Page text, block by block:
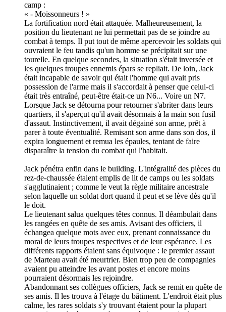
camp :
« - Moissonneurs ! »
La fortification nord était attaquée. Malheureusement, la
position du lieutenant ne lui permettait pas de se joindre au
combat à temps. Il put tout de même apercevoir les soldats qui
ouvraient le feu tandis qu'un homme se précipitait sur une
tourelle. En quelque secondes, la situation s'était inversée et
les quelques troupes ennemis épars se repliait. De loin, Jack
était incapable de savoir qui était l'homme qui avait pris
possession de l'arme mais il s'accordait à penser que celui-ci
était très entraîné, peut-être était-ce un N6... Voire un N7.
Lorsque Jack se détourna pour retourner s'abriter dans leurs
quartiers, il s'aperçut qu'il avait désormais à la main son fusil
d'assaut. Instinctivement, il avait dégainé son arme, prêt à
parer à toute éventualité. Remisant son arme dans son dos, il
expira longuement et remua les épaules, tentant de faire
disparaître la tension du combat qui l'habitait.
Jack pénétra enfin dans le building. L'intégralité des pièces du
rez-de-chaussée étaient emplis de lit de camps ou les soldats
s'agglutinaient ; comme le veut la règle militaire ancestrale
selon laquelle un soldat dort quand il peut et se lève dès qu'il
le doit.
Le lieutenant salua quelques têtes connus. Il déambulait dans
les rangées en quête de ses amis. Avisant des officiers, il
échangea quelque mots avec eux, prenant connaissance du
moral de leurs troupes respectives et de leur espérance. Les
différents rapports étaient sans équivoque : le premier assaut
de Marteau avait été meurtrier. Bien trop peu de compagnies
avaient pu atteindre les avant postes et encore moins
pourraient désormais les rejoindre.
Abandonnant ses collègues officiers, Jack se remit en quête de
ses amis. Il les trouva à l'étage du bâtiment. L'endroit était plus
calme, les rares soldats s'y trouvant étaient pour la plupart